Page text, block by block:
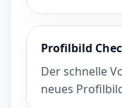
Profilbild
Der schnelle
neues